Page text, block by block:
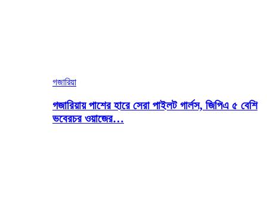
গজারিয়া
গজারিয়ায় পাশের হারে সেরা পাইলট গার্লস, জিপিএ ৫ বেশি
ভবেরচর ওয়াজের…